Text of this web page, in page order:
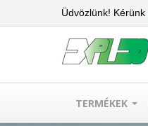
Üdvözlünk! Kérünk
TERMÉKEK